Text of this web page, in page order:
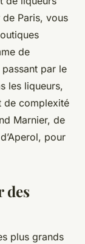
Paris, vous
de
par le
les liqueurs,
de complexité
Marnier, de
pour
des
plus grands